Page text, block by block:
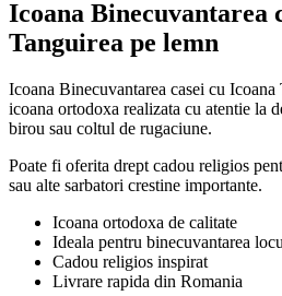
Icoana Binecuvantarea
Tanguirea pe lemn
Icoana Binecuvantarea casei cu Icoana
icoana ortodoxa realizata cu atentie la
birou sau coltul de rugaciune.
Poate fi oferita drept cadou religios
sau alte sarbatori crestine importante.
Icoana ortodoxa de calitate
Ideala pentru binecuvantarea
Cadou religios inspirat
Livrare rapida din Romania